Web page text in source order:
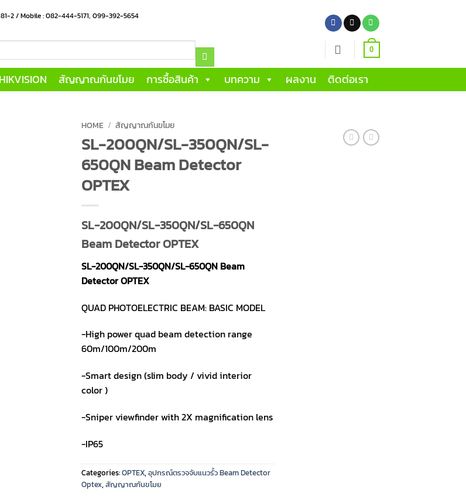
2 / Mobile : 082-444-5171, 099-392-5654
0
HIKVISION สัญญาณกันขโมย การซื้อสินค้า บทความ ผลงาน ติดต่อเรา
HOME / สัญญาณกันขโมย
SL-200QN/SL-350QN/SL-
650QN Beam Detector
OPTEX
SL-200QN/SL-350QN/SL-650QN
Beam Detector OPTEX
SL-200QN/SL-350QN/SL-650QN Beam
Detector OPTEX
QUAD PHOTOELECTRIC BEAM: BASIC MODEL
-High power quad beam detection range
60m/100m/200m
-Smart design (slim body / vivid interior
color )
-Sniper viewfinder with 2X magnification lens
-IP65
Categories:OPTEX, อุปกรณ์ตรวจจับแนวรั้ว Beam Detector
Optex, สัญญาณกันขโมย